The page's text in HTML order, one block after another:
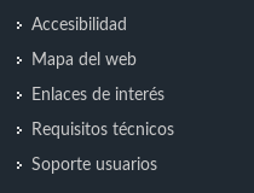
Accesibilidad
Mapa del web
Enlaces de interés
Requisitos técnicos
Soporte usuarios